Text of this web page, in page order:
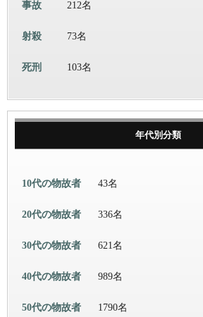
事故 212名
射殺 73名
死刑 103名
年代別分類
10代の物故者 43名
20代の物故者 336名
30代の物故者 621名
40代の物故者 989名
50代の物故者 1790名